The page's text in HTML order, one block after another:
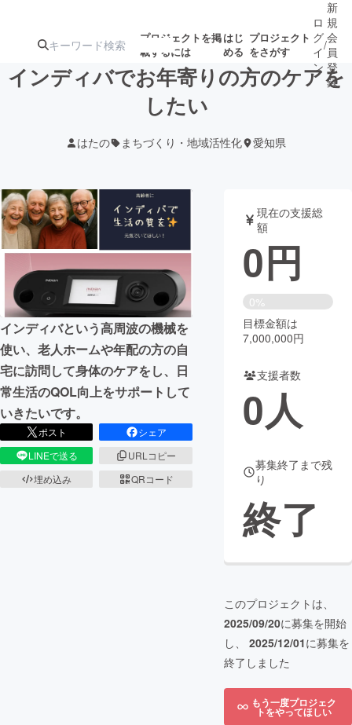
プロジェクトを掲
載するには
はじ
める
プロジェクト
をさがす
ターン
注目の新着プロ
ジェクト
募集終了が近いプ
ロジェクト
されます
アート・写真 音楽
テクノロジー・ガジェット ゲーム・サ
映像・映画 書籍・雑誌
ビジネス・起業 チャレンジ
まちづくり・地域活性化
CAMPFIRE for Social Good CAMPFIRE Creation
CAMPFIREふるさと納税
ロ
グ
イ
ン
/
新
規
会
員
登
録
インディバでお年寄りの方のケアを
したい
はたの まちづくり・地域活性化 愛知県
インディバという高周波の機械を
使い、老人ホームや年配の方の自
宅に訪問して身体のケアをし、日
常生活のQOL向上をサポートして
いきたいです。
ポスト
シェア
LINEで送る
URLコピー
埋め込み
QRコード
現在の支援総
額
0円
0%
目標金額は
7,000,000円
支援者数
0人
募集終了まで残
り
終了
このプロジェクトは、
2025/09/20に募集を開始
し、 2025/12/01に募集を
終了しました
もう一度プロジェク
トをやってほしい